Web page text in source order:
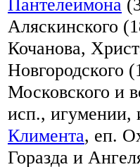
Пантелеимона
Аляскинского
Кочанова,
Новгородского
Московского и
исп., игумении,
Климента, еп.
Горазда и